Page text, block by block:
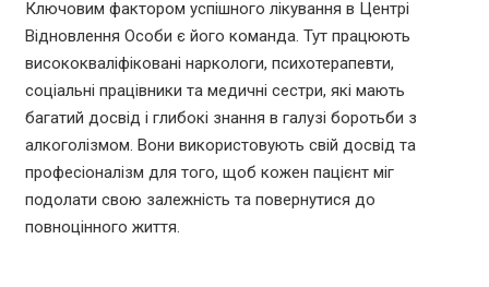
Ключовим фактором успішного лікування в Центрі
Відновлення Особи є його команда. Тут працюють
висококваліфіковані наркологи, психотерапевти,
соціальні працівники та медичні сестри, які мають
багатий досвід і глибокі знання в галузі боротьби з
алкоголізмом. Вони використовують свій досвід та
професіоналізм для того, щоб кожен пацієнт міг
подолати свою залежність та повернутися до
повноцінного життя.